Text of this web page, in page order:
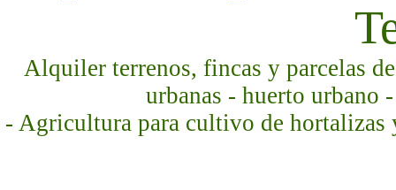
Alquiler terrenos, fincas y parcelas
urbanas - huerto urbano
- Agricultura para cultivo de hortalizas